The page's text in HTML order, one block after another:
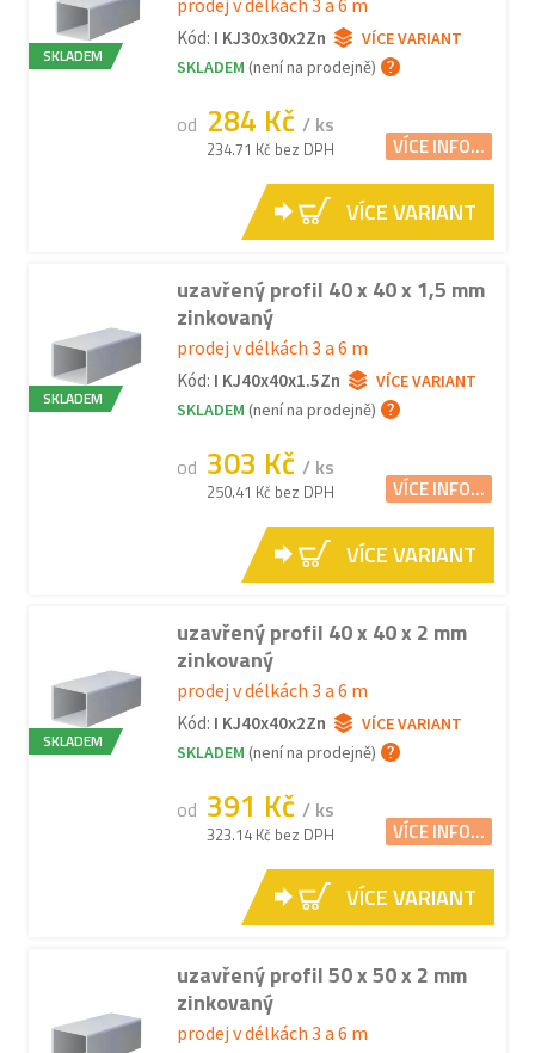
SKLADEM
prodej v délkách 3 a 6 m
Kód: I KJ30x30x2Zn
VÍCE VARIANT
SKLADEM (není na prodejně)
od 284 Kč / ks
234.71 Kč bez DPH VÍCE INFO...
VÍCE VARIANT
SKLADEM
uzavřený profil 40 x 40 x 1,5 mm
zinkovaný
prodej v délkách 3 a 6 m
Kód: I KJ40x40x1.5Zn
VÍCE VARIANT
SKLADEM (není na prodejně)
od 303 Kč / ks
250.41 Kč bez DPH VÍCE INFO...
VÍCE VARIANT
SKLADEM
uzavřený profil 40 x 40 x 2 mm
zinkovaný
prodej v délkách 3 a 6 m
Kód: I KJ40x40x2Zn
VÍCE VARIANT
SKLADEM (není na prodejně)
od 391 Kč / ks
323.14 Kč bez DPH VÍCE INFO...
VÍCE VARIANT
uzavřený profil 50 x 50 x 2 mm
zinkovaný
prodej v délkách 3 a 6 m